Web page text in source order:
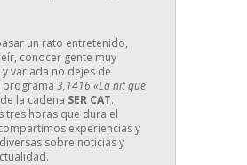
un rato entretenido,
conocer gente muy
variada no dejes de
programa 3,1416 «La nit que
de la cadena SER CAT.
tres horas que dura el
experiencias y
sobre noticias y